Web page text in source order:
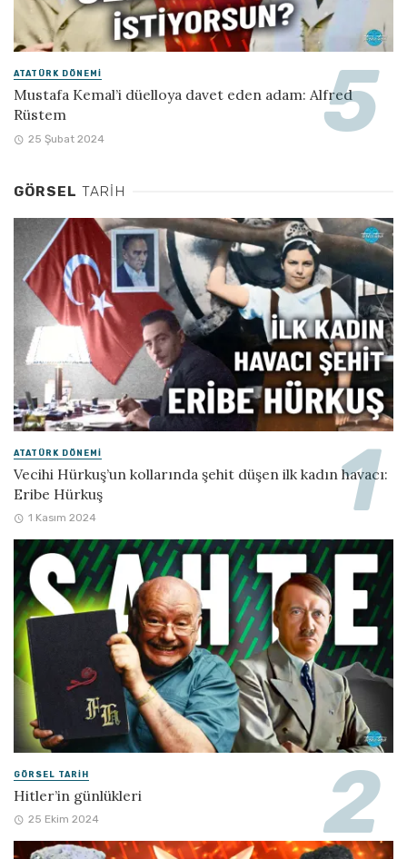
ATATÜRK DÖNEMI
Mustafa Kemal’i düelloya davet eden adam: Alfred
Rüstem
25 Şubat 2024
GÖRSEL TARIH
ATATÜRK DÖNEMI
Vecihi Hürkuş’un kollarında şehit düşen ilk kadın havacı:
Eribe Hürkuş
1 Kasım 2024
GÖRSEL TARIH
Hitler’in günlükleri
25 Ekim 2024